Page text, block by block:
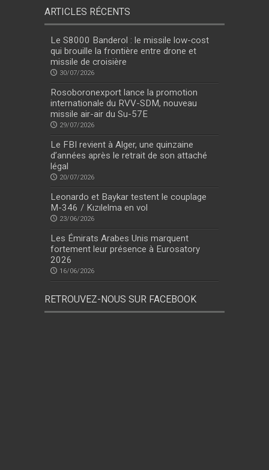
ARTICLES RÉCENTS
Le S8000 Banderol : le missile low-cost
qui brouille la frontière entre drone et
missile de croisière
30/07/2026
Rosoboronexport lance la promotion
internationale du RVV-SDM, nouveau
missile air-air du Su-57E
29/07/2026
Le FBI revient à Alger, une quinzaine
d’années après le retrait de son attaché
légal
20/07/2026
Leonardo et Baykar testent le couplage
M-346 / Kızılelma en vol
23/06/2026
Les Émirats Arabes Unis marquent
fortement leur présence à Eurosatory
2026
16/06/2026
RETROUVEZ-NOUS SUR FACEBOOK